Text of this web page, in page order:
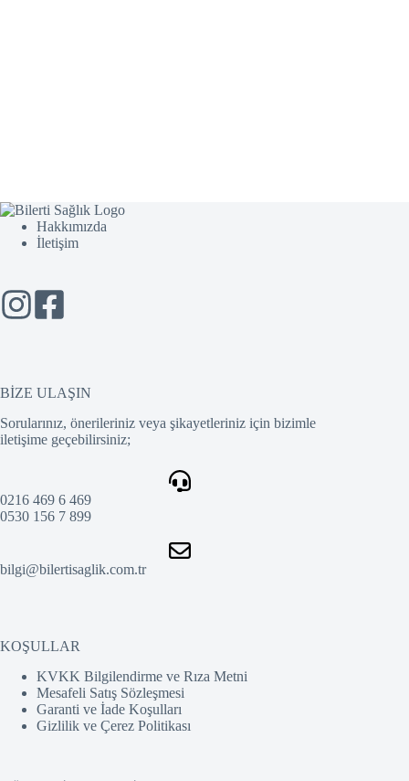
Hakkımızda
İletişim
BİZE ULAŞIN
Sorularınız, önerileriniz veya şikayetleriniz için bizimle
iletişime geçebilirsiniz;
0216 469 6 469
0530 156 7 899
bilgi@bilertisaglik.com.tr
KOŞULLAR
KVKK Bilgilendirme ve Rıza Metni
Mesafeli Satış Sözleşmesi
Garanti ve İade Koşulları
Gizlilik ve Çerez Politikası